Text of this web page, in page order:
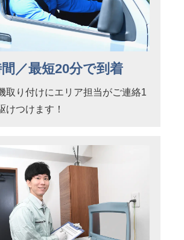
／最短20分で到着
取り付けにエリア担当がご連絡1
けつけます！